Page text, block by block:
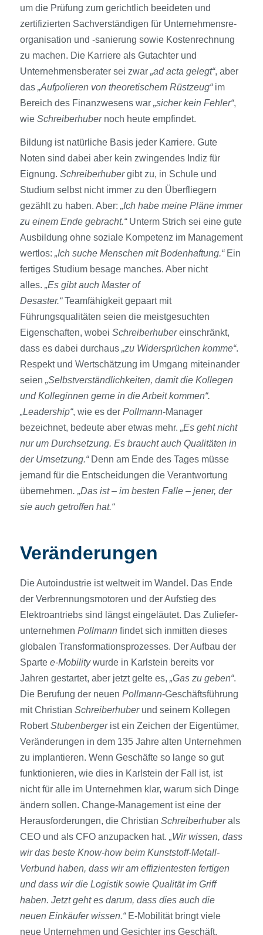
um die Prüfung zum gerichtlich beeideten und
zertifizierten Sachverständigen für Unternehmensre­
organisation und -sanierung sowie Kosten­rechnung
zu machen. Die Karriere als Gutachter und
Unternehmensberater sei zwar „ad acta gelegt“, aber
das „Aufpolieren von theoretischem Rüstzeug“im
Bereich des Finanzwesens war „sicher kein Fehler“,
wie Schreiberhubernoch heute empfindet.
Bildung ist natürliche Basis jeder Karriere. Gute
Noten sind dabei aber kein zwingendes Indiz für
Eignung. Schreiberhubergibt zu, in Schule und
Studium selbst nicht immer zu den Überfliegern
gezählt zu haben. Aber: „Ich habe meine Pläne immer
zu einem Ende gebracht.“Unterm Strich sei eine gute
Ausbildung ohne soziale Kompetenz im Management
wertlos: „Ich suche Menschen mit Boden­haftung.“Ein
fertiges Studium besage manches. Aber nicht
alles. „Es gibt auch Master of
Desaster.“Teamfähigkeit gepa­art mit
Führungsqualitäten seien die meistgesuchten
Eigenschaften, wobei Schreiberhubereinschränkt,
dass es dabei durchaus „zu Widersprüchen komme“.
Respekt und Wertschätzung im Umgang miteinander
seien „Selbstverständlichkeiten, damit die Kollegen
und Kolleginnen gerne in die Arbeit kommen“.
„Leadership“, wie es der Pollmann-Manager
bezeichnet, bedeute aber etwas mehr. „Es geht nicht
nur um Durchsetzung. Es braucht auch Qualitäten in
der Umsetzung.“Denn am Ende des Tages müsse
jemand für die Entscheidungen die Verantwortung
übernehmen. „Das ist – im besten Falle – jener, der
sie auch getroffen hat.“
Veränderungen
Die Autoindustrie ist weltweit im Wandel. Das Ende
der Verbrennungsmotoren und der Aufstieg des
Elektroantriebs sind längst eingeläutet. Das Zuliefer­
unternehmen Pollmannfindet sich inmitten dieses
globalen Transformationsprozesses. Der Aufbau der
Sparte e-Mobilitywurde in Karlstein bereits vor
Jahren gest­artet, aber jetzt gelte es, „Gas zu geben“.
Die Berufung der neuen Pollmann-Geschäftsführung
mit Christian Schreiberhuberund seinem Kollegen
RobertStubenbergerist ein Zeichen der Eigentümer,
Veränderungen in dem 135 Jahre alten Unternehmen
zu implantieren. Wenn Geschäfte so lange so gut
funktionieren, wie dies in Karlstein der Fall ist, ist
nicht für alle im Unternehmen klar, warum sich Dinge
ändern sollen. Change-Management ist eine der
Herausforderungen, die Christian Schreiberhuberals
CEO und als CFO anzupacken hat. „Wir wissen, dass
wir das beste Know-how beim Kunststoff-Metall-
Verbund haben, dass wir am effizientesten fertigen
und dass wir die Logistik sowie Qualität im Griff
haben. Jetzt geht es darum, dass dies auch die
neuen Einkäufer wissen.“E-Mobilität bringt viele
neue Unternehmen und Gesichter ins Geschäft.